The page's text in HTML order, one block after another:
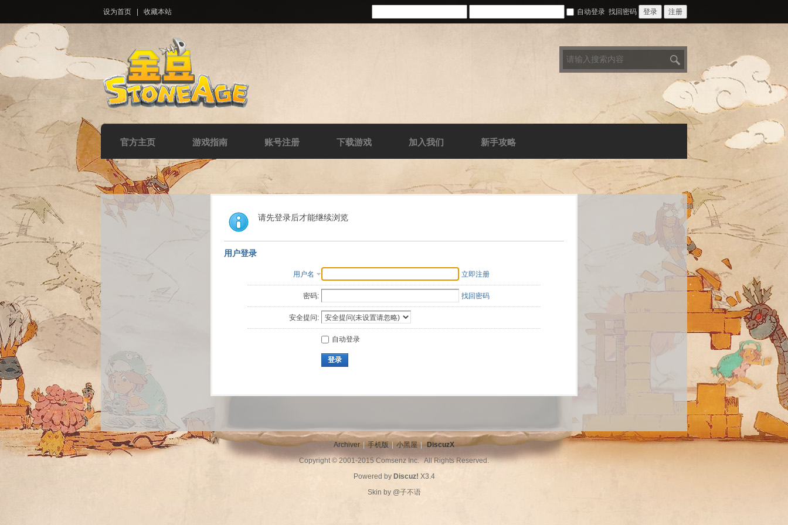
设为首页 收藏本站 自动登录 找回密码 登录 注册
官方主页 游戏指南 账号注册 下载游戏 加入我们 新手攻略
请先登录后才能继续浏览
用户登录
用户名 立即注册
密码: 找回密码
安全提问:
自动登录
登录
Archiver | 手机版 | 小黑屋 | DiscuzX
Copyright © 2001-2015Comsenz Inc.All Rights Reserved.
Powered by Discuz! X3.4
Skin by @子不语